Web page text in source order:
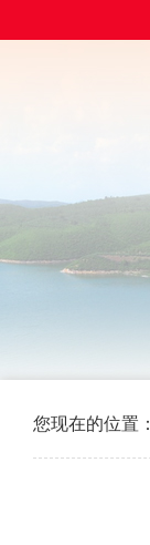
您现在的位置：